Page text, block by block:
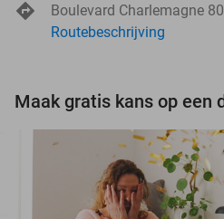
Boulevard Charlemagne 80
Routebeschrijving